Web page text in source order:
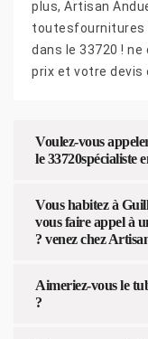
plus, Artisan
toutesfournitures
dans le 33720 !
prix et votre devis
Voulez-vous
le 33720spécialiste
Vous habitez à
vous faire appel à
? venez chez
Aimeriez-vous le
?